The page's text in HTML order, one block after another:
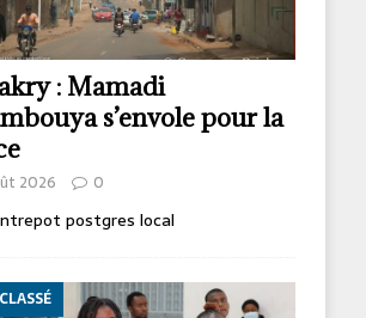
: Mamadi
s’envole pour la
2026 0
postgres local